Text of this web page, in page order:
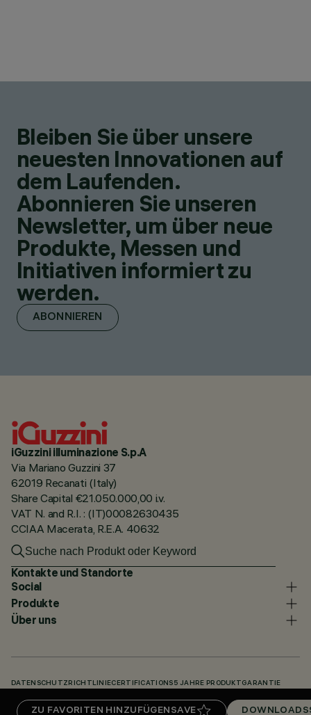
ZU FAVORITEN HINZUFÜGEN SAVE DOWNLOADS
Bleiben Sie über unsere
neuesten Innovationen auf
dem Laufenden.
Abonnieren Sie unseren
Newsletter, um über neue
Produkte, Messen und
Initiativen informiert zu
werden.
ABONNIEREN
iGuzzini illuminazione S.p.A
Via Mariano Guzzini 37
62019 Recanati (Italy)
Share Capital €21.050.000,00 i.v.
VAT N. and R.I. : (IT)00082630435
CCIAA Macerata, R.E.A. 40632
Kontakte und Standorte
Social
Produkte
Über uns
DATENSCHUTZRICHTLINIECERTIFICATIONS 5 JAHRE PRODUKTGARANTIE
UNSERE CODES KNOWLEDGE BASE (LOGIN REQUIRED) DOWNLOADS